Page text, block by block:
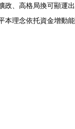
政、高格局換可顯運
本理念依托資金增動